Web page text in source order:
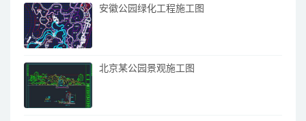
安徽公园绿化工程施工图
北京某公园景观施工图